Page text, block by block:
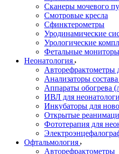
Сканеры мочевого
Смотровые кресла
Сфинктерометры
Уродинамические
Урологические
Фетальные мониторы
Неонатология
Авторефрактометры
Анализаторы состава
Аппараты обогрева
ИВЛ для
Инкубаторы для
Открытые
Фототерапия для
Офтальмология
Авторефрактометры